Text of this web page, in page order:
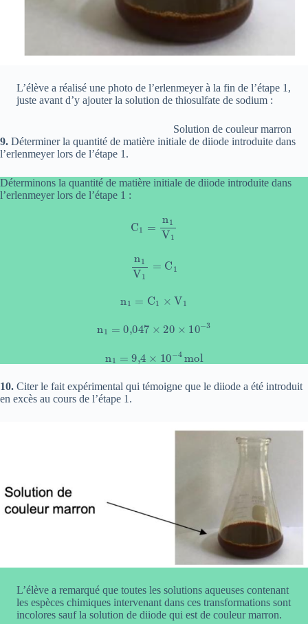
L’élève a réalisé une photo de l’erlenmeyer à la fin de l’étape 1,
juste avant d’y ajouter la solution de thiosulfate de sodium :
Solution de couleur marron
9. Déterminer la quantité de matière initiale de diiode introduite dans
l’erlenmeyer lors de l’étape 1.
Déterminons la quantité de matière initiale de diiode introduite dans
l’erlenmeyer lors de l’étape 1 :
1V1
n1V
C1 ×V1
=0,047 20× 10−3
9 4 10 −4mol
10. Citer le fait expérimental qui témoigne que le diiode a été introduit
en excès au cours de l’étape 1.
L’élève a remarqué que toutes les solutions aqueuses contenant
les espèces chimiques intervenant dans ces transformations sont
incolores sauf la solution de diiode qui est de couleur marron.